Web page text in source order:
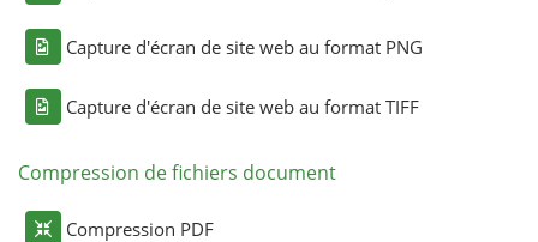
Capture d'écran de site web au format PNG
Capture d'écran de site web au format TIFF
Compression de fichiers document
Compression PDF